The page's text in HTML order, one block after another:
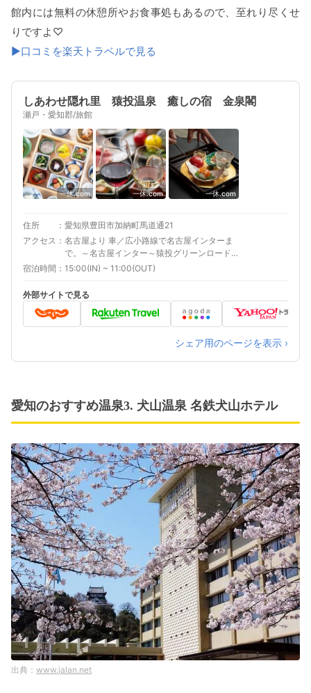
館内には無料の休憩所やお食事処もあるので、至れり尽くせ
りですよ♡
▶口コミを楽天トラベルで見る
しあわせ隠れ里 猿投温泉 癒しの宿 金泉閣
瀬戸・愛知郡/旅館
一休.com 一休.com 一休.com
住所
愛知県豊田市加納町馬道通21
アクセス
名古屋より 車／広小路線で名古屋インターま
で。～名古屋インター～猿投グリーンロード
「加納IC」下車5分． 車以外／地下鉄東山線
車／大型トラックは駐車不可。観光バスをご利
用の場合は事前にご連絡をお願いいたします。
車以外／中部国際空港からは、タクシーかレン
タカーが便利です。
宿泊時間 15:00(IN) ~ 11:00(OUT)
外部サイトで見る
シェア用のページを表示 ›
愛知のおすすめ温泉3. 犬山温泉 名鉄犬山ホテル
www.jalan.net